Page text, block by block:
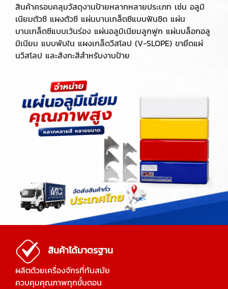
สินค้าครอบคลุมวัสดุงานป้ายหลากหลายประเภท เช่น อลูมิ
เนียมตัวซี แผงตัวซี แผ่นบานเกล็ดซีแบบฟันชิด แผ่น
บานเกล็ดซีแบบเว้นร่อง แผ่นอลูมิเนียมลูกฟูก แผ่นบล็อกอลู
มิเนียม แบบพับใน แผงเกล็ดวีสโลป (V-SLOPE) ขายึดแผ่
นวีสโลป และสังกะสีสำหรับงานป้าย
สินค้าได้มาตรฐาน
ผลิตด้วยเครื่องจักรที่ทันสมัย
ควบคุมคุณภาพทุกขั้นตอน